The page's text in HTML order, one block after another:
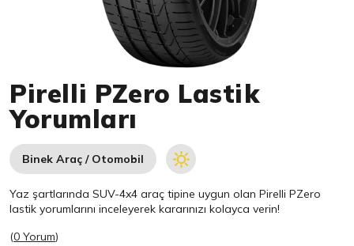
Pirelli PZero Lastik
Yorumları
Binek Araç / Otomobil
Yaz şartlarında SUV-4x4 araç tipine uygun olanPirelli PZero
lastik yorumlarını inceleyerek kararınızı kolayca verin!
(0 Yorum)